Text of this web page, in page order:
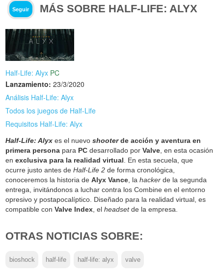
Seguir MÁS SOBRE HALF-LIFE: ALYX
Half-Life: Alyx PC
Lanzamiento: 23/3/2020
Análisis Half-Life: Alyx
Todos los juegos de Half-Life
Requisitos Half-Life: Alyx
Half-Life: Alyx es el nuevo shooterde acción y aventura en
primera persona para PC desarrollado porValve , en esta ocasión
enexclusiva para la realidad virtual . En esta secuela, que
ocurre justo antes deHalf-Life 2 de forma cronológica,
conoceremos la historia deAlyx Vance , lahacker de la segunda
entrega, invitándonos a luchar contra los Combine en el entorno
opresivo y postapocalíptico. Diseñado para la realidad virtual, es
compatible conValve Index , elheadsetde la empresa.
OTRAS NOTICIAS SOBRE:
bioshock half-life half-life: alyx valve